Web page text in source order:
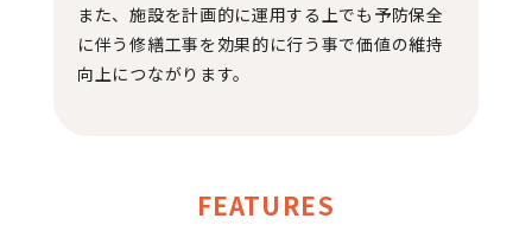
また、施設を計画的に運用する上でも予防保全
に伴う修繕工事を効果的に行う事で価値の維持
向上につながります。
FEATURES